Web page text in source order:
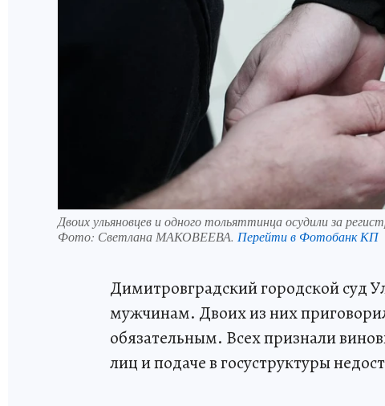
Двоих ульяновцев и одного тольяттинца осудили за
Фото: Светлана МАКОВЕЕВА. Перейти в Фотобанк КП
Димитровградский городской суд
мужчинам. Двоих из них
обязательным. Всех признали
лиц и подаче в госуструктуры